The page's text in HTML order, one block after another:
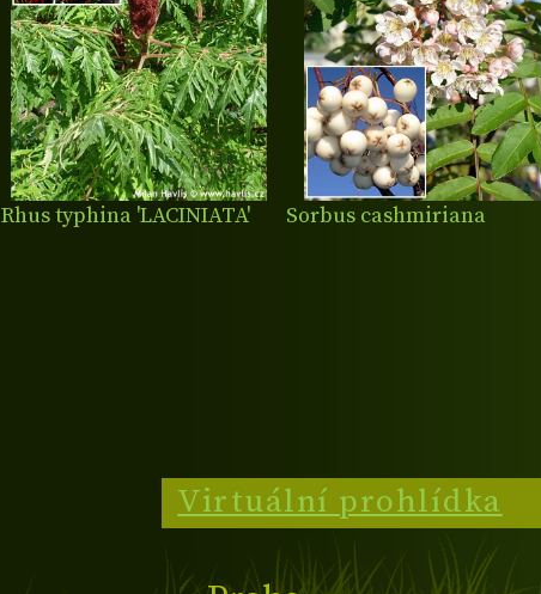
Rhus typhina 'LACINIATA' Sorbus cashmiriana
Virtuální prohlídka